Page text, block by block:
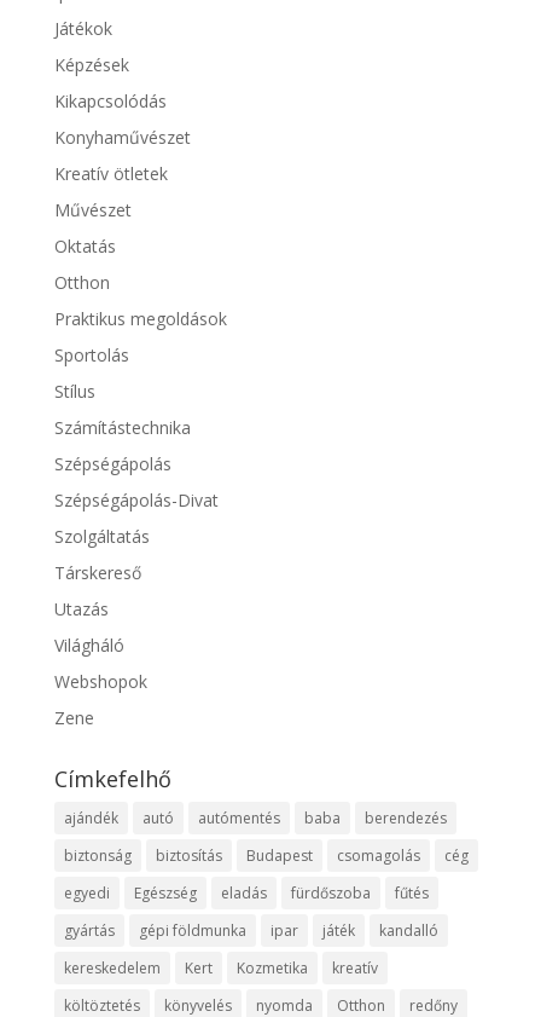
Játékok
Képzések
Kikapcsolódás
Konyhaművészet
Kreatív ötletek
Művészet
Oktatás
Otthon
Praktikus megoldások
Sportolás
Stílus
Számítástechnika
Szépségápolás
Szépségápolás-Divat
Szolgáltatás
Társkereső
Utazás
Világháló
Webshopok
Zene
Címkefelhő
ajándék autó autómentés baba
berendezés
biztonság
biztosítás Budapest csomagolás
cég
egyedi
Egészség eladás fürdőszoba
fűtés
gyártás
gépi földmunka ipar játék
kandalló
kereskedelem
Kert Kozmetika
kreatív
költöztetés
könyvelés nyomda Otthon redőny